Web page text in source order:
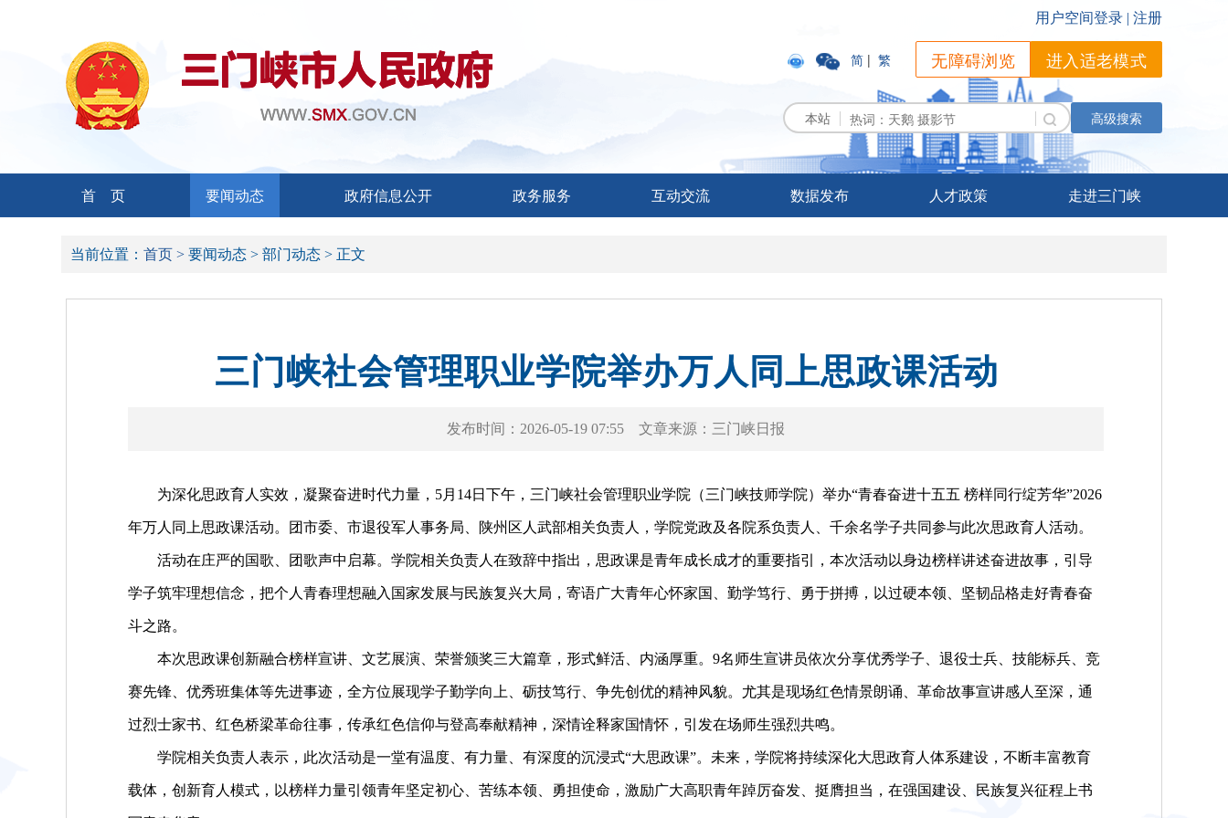
简 | 繁 无障碍浏览 进入适老模式
本站 高级搜索
首 页 要闻动态 政府信息公开 政务服务 互动交流 数据发布 人才政策 走进三门峡
当前位置： 首页 > 要闻动态 > 部门动态 > 正文
三门峡社会管理职业学院举办万人同上思政课活动
发布时间： 2026-05-19 07:55 文章来源： 三门峡日报
为深化思政育人实效，凝聚奋进时代力量，5月14日下午，三门峡社会管理职业学院（三门峡技师学院）举办“青春奋进十五五 榜样同行绽芳华”2026
年万人同上思政课活动。团市委、市退役军人事务局、陕州区人武部相关负责人，学院党政及各院系负责人、千余名学子共同参与此次思政育人活动。
活动在庄严的国歌、团歌声中启幕。学院相关负责人在致辞中指出，思政课是青年成长成才的重要指引，本次活动以身边榜样讲述奋进故事，引导
学子筑牢理想信念，把个人青春理想融入国家发展与民族复兴大局，寄语广大青年心怀家国、勤学笃行、勇于拼搏，以过硬本领、坚韧品格走好青春奋
斗之路。
本次思政课创新融合榜样宣讲、文艺展演、荣誉颁奖三大篇章，形式鲜活、内涵厚重。9名师生宣讲员依次分享优秀学子、退役士兵、技能标兵、竞
赛先锋、优秀班集体等先进事迹，全方位展现学子勤学向上、砺技笃行、争先创优的精神风貌。尤其是现场红色情景朗诵、革命故事宣讲感人至深，通
过烈士家书、红色桥梁革命往事，传承红色信仰与登高奉献精神，深情诠释家国情怀，引发在场师生强烈共鸣。
学院相关负责人表示，此次活动是一堂有温度、有力量、有深度的沉浸式“大思政课”。未来，学院将持续深化大思政育人体系建设，不断丰富教育
载体，创新育人模式，以榜样力量引领青年坚定初心、苦练本领、勇担使命，激励广大高职青年踔厉奋发、挺膺担当，在强国建设、民族复兴征程上书